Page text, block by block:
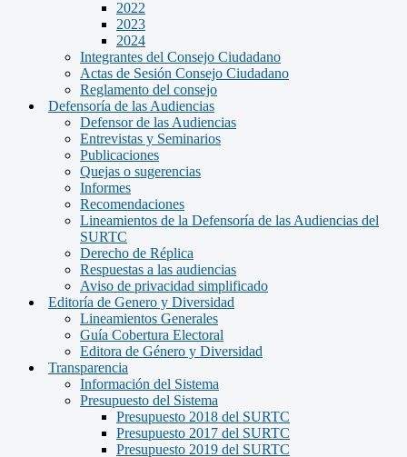
2022
2023
2024
Integrantes del Consejo Ciudadano
Actas de Sesión Consejo Ciudadano
Reglamento del consejo
Defensoría de las Audiencias
Defensor de las Audiencias
Entrevistas y Seminarios
Publicaciones
Quejas o sugerencias
Informes
Recomendaciones
Lineamientos de la Defensoría de las Audiencias del
SURTC
Derecho de Réplica
Respuestas a las audiencias
Aviso de privacidad simplificado
Editoría de Genero y Diversidad
Lineamientos Generales
Guía Cobertura Electoral
Editora de Género y Diversidad
Transparencia
Información del Sistema
Presupuesto del Sistema
Presupuesto 2018 del SURTC
Presupuesto 2017 del SURTC
Presupuesto 2019 del SURTC